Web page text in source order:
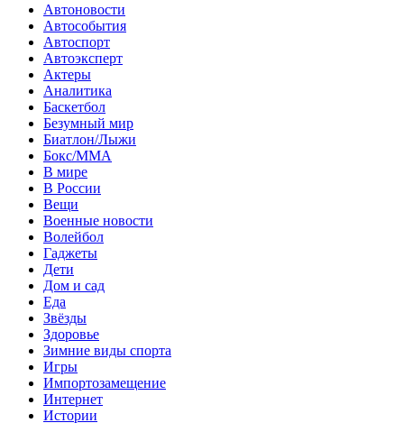
Автоновости
Автособытия
Автоспорт
Автоэксперт
Актеры
Аналитика
Баскетбол
Безумный мир
Биатлон/Лыжи
Бокс/MMA
В мире
В России
Вещи
Военные новости
Волейбол
Гаджеты
Дети
Дом и сад
Еда
Звёзды
Здоровье
Зимние виды спорта
Игры
Импортозамещение
Интернет
Истории